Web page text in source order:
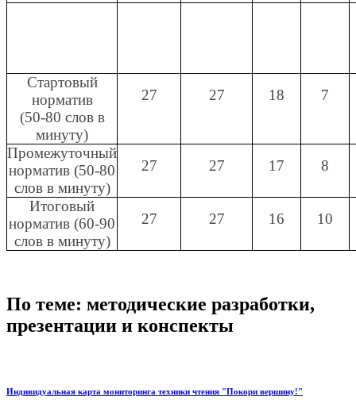
Стартовый
норматив
(50-80 слов в
минуту)
27 27 18 7
Промежуточный
норматив (50-80
слов в минуту)
27 27 17 8
Итоговый
норматив (60-90
слов в минуту)
27 27 16 10
По теме: методические разработки,
презентации и конспекты
Индивидуальная карта мониторинга техники чтения "Покори вершину!"